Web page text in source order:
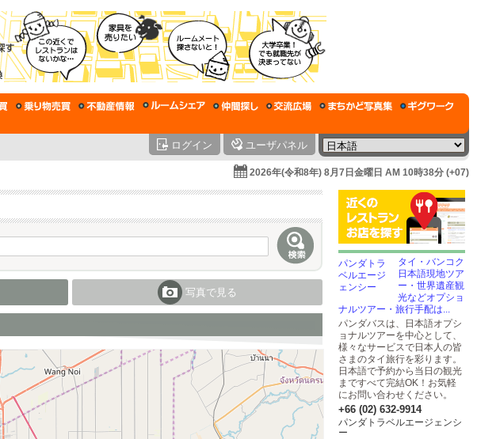
ログイン ユーザパネル
2026年(令和8年) 8月7日金曜日 AM 10時38分 (+07)
写真で見る
タイ・バンコク
日本語現地ツア
ー・世界遺産観
光などオプショ
ナルツアー・旅行手配は...
パンダバスは、日本語オプシ
ョナルツアーを中心として、
様々なサービスで日本人の皆
さまのタイ旅行を彩ります。
日本語で予約から当日の観光
まですべて完結OK！お気軽
にお問い合わせください。
+66 (02) 632-9914
パンダトラベルエージェンシ
ー